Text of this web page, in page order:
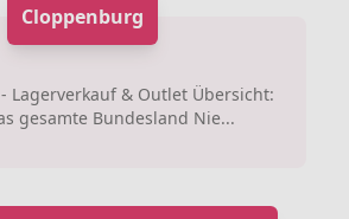
Cloppenburg
Lagerverkauf & Outlet Übersicht:
gesamte Bundesland Nie...